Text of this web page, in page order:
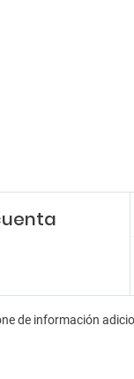
de información